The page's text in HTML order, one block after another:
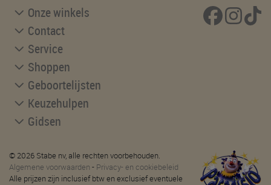
Onze winkels
Contact
Service
Shoppen
Geboortelijsten
Keuzehulpen
Gidsen
© 2026 Stabe nv, alle rechten voorbehouden.
Algemene voorwaarden - Privacy- en cookiebeleid
Alle prijzen zijn inclusief btw en exclusief eventuele